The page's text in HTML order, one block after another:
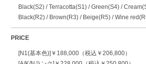
Black(S2) / Terracotta(S1) / Green(S4) /
Black(R2) / Brown(R3) / Beige(R5) / Wine
PRICE
[N1(基本色)]￥188,000（税込￥206,800）